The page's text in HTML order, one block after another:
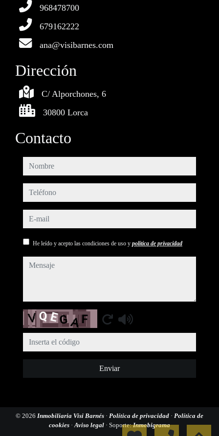
968478700
679162222
ana@visibarnes.com
Dirección
C/ Alporchones, 6
30800 Lorca
Contacto
nombre
teléfono
e-mail
He leído y acepto las condiciones de uso y política de privacidad
mensaje
Captcha
Enviar
© 2026 Inmobiliaria Visi Barnés · Política de privacidad · Política de
cookies ·Aviso legal · Soporte:Inmobigrama